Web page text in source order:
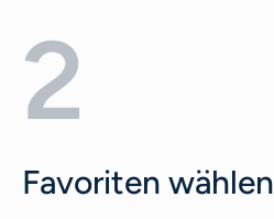
2
Favoriten wählen